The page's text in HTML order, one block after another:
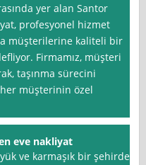
yer alan Santor
profesyonel hizmet
müşterilerine kaliteli bir
Firmamız, müşteri
taşınma sürecini
her müşterinin özel
eve nakliyat
ve karmaşık bir şehirde,